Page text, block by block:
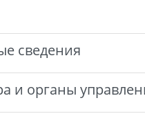
сведения
и органы